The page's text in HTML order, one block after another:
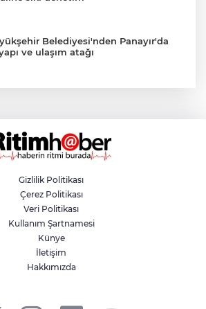
Belediyesi'nden Panayır'da
ve ulaşım atağı
yaya ve engelli yolları için
denetim
en avantajlı alışverişi Özhan
yaz tatili sporla geçiyor
Gizlilik Politikası
Çerez Politikası
Veri Politikası
Kullanım Şartnamesi
Künye
İletişim
Hakkımızda